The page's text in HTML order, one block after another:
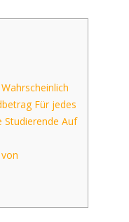
Für jedes
Studierende Auf